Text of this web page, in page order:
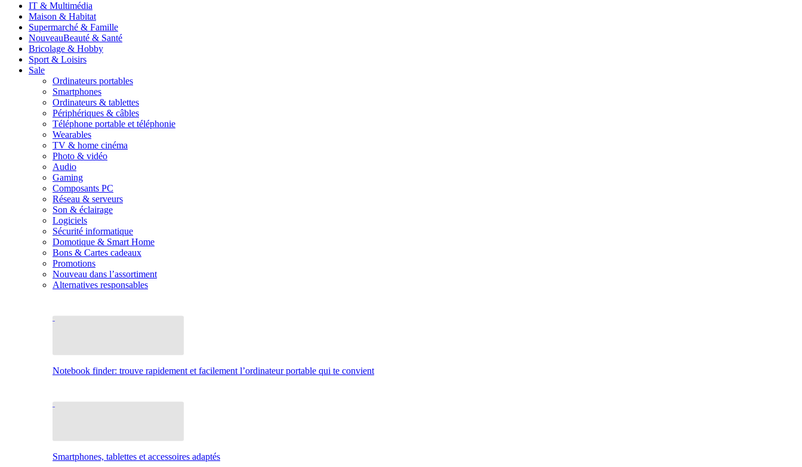
IT & Multimédia
Maison & Habitat
Supermarché & Famille
NouveauBeauté & Santé
Bricolage & Hobby
Sport & Loisirs
Sale
Ordinateurs portables
Smartphones
Ordinateurs & tablettes
Périphériques & câbles
Téléphone portable et téléphonie
Wearables
TV & home cinéma
Photo & vidéo
Audio
Gaming
Composants PC
Réseau & serveurs
Son & éclairage
Logiciels
Sécurité informatique
Domotique & Smart Home
Bons & Cartes cadeaux
Promotions
Nouveau dans l’assortiment
Alternatives responsables
Notebook finder: trouve rapidement et facilement l’ordinateur portable qui te convient
Smartphones, tablettes et accessoires adaptés